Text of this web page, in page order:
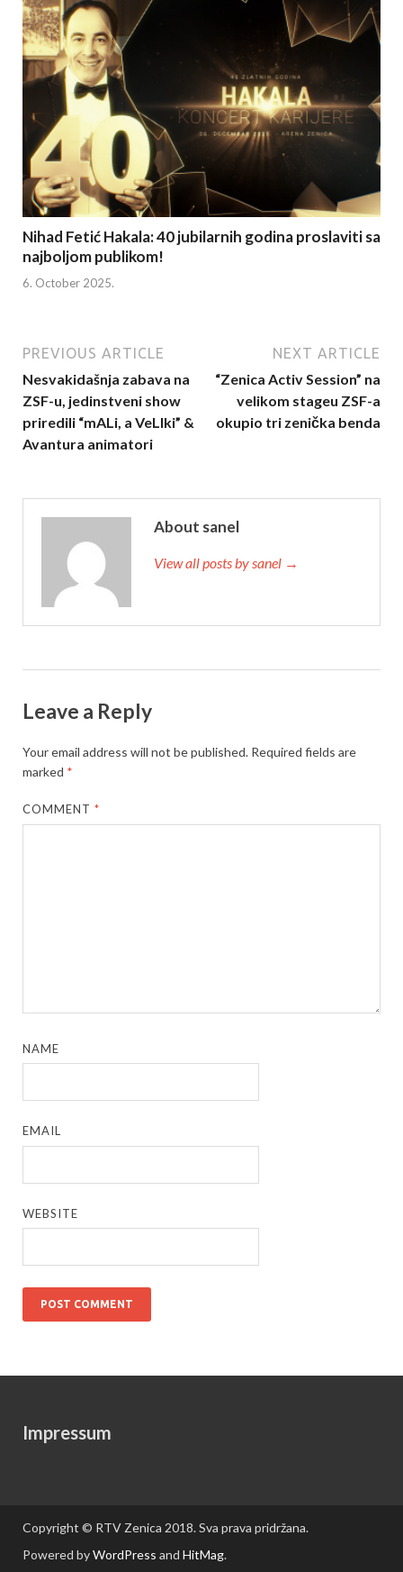
Nihad Fetić Hakala: 40 jubilarnih godina proslaviti sa
najboljom publikom!
6. October 2025.
PREVIOUS ARTICLE
Nesvakidašnja zabava na
ZSF-u, jedinstveni show
priredili “mALi, a VeLIki” &
Avantura animatori
NEXT ARTICLE
“Zenica Activ Session” na
velikom stageu ZSF-a
okupio tri zenička benda
About sanel
View all posts by sanel →
Leave a Reply
Your email address will not be published. Required fields are
marked *
COMMENT*
NAME
EMAIL
WEBSITE
Impressum
Copyright © RTV Zenica 2018. Sva prava pridržana.
Powered byWordPress and HitMag.